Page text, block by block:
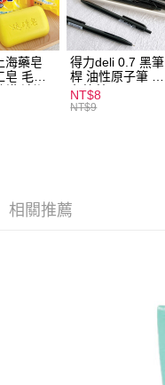
海藥皂
皂 毛囊
清潔
痘 寵
得力deli 0.7 黑筆
桿 油性原子筆 黑
色筆芯 S304
NT$8
NT$9
相關推薦